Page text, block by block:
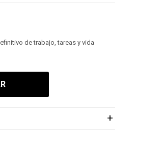
de trabajo, tareas y vida